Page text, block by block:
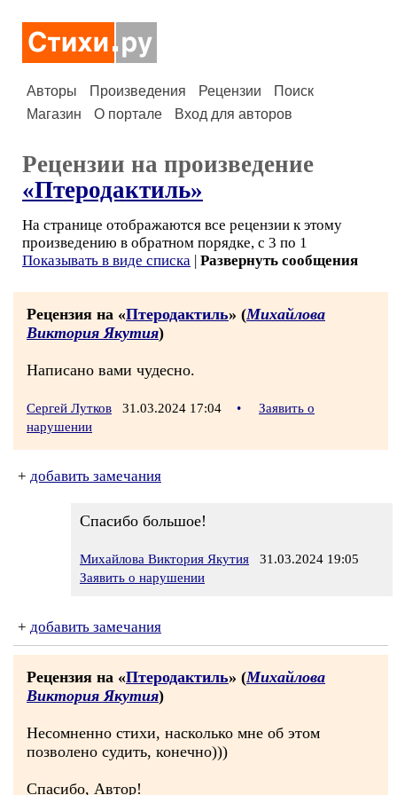
Авторы Произведения Рецензии
Поиск
Магазин
О портале Вход для авторов
Рецензии на произведение
«Птеродактиль»
На странице отображаются все рецензии к этому
произведению в обратном порядке, с 3 по 1
Показывать в виде списка | Развернуть сообщения
Рецензия на «Птеродактиль» (Михайлова
Виктория Якутия)
Написано вами чудесно.
Сергей Лутков 31.03.2024 17:04 •
Заявить о
нарушении
+ добавить замечания
Спасибо большое!
Михайлова Виктория Якутия 31.03.2024 19:05
Заявить о нарушении
+ добавить замечания
Рецензия на «Птеродактиль» (Михайлова
Виктория Якутия)
Несомненно стихи, насколько мне об этом
позволено судить, конечно)))
Спасибо, Автор!